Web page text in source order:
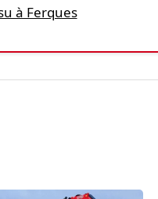
à Ferques